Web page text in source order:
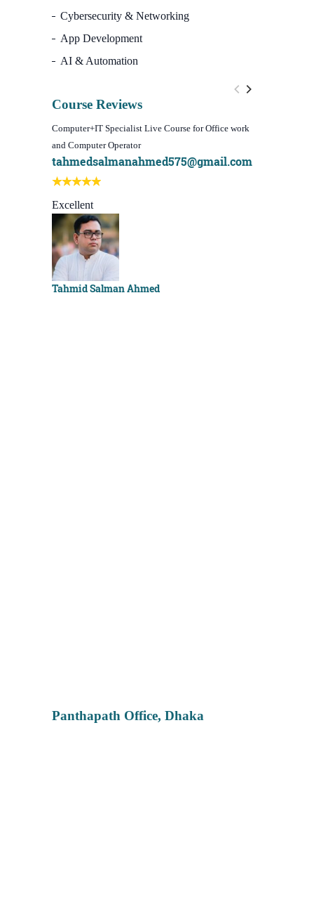
Cybersecurity & Networking
App Development
AI & Automation
Course Reviews
Computer+IT Specialist Live Course for Office work
and Computer Operator
tahmedsalmanahmed575@gmail.com
Excellent
Tahmid Salman Ahmed
Panthapath Office, Dhaka